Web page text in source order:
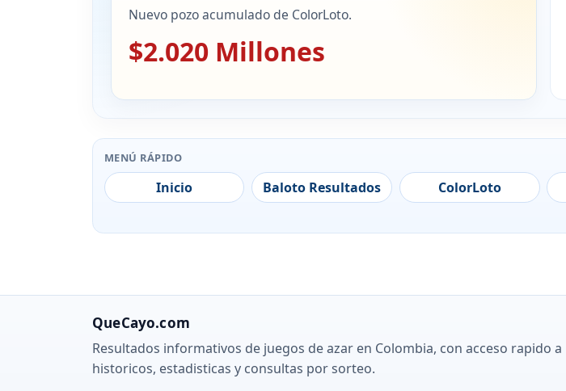
Nuevo pozo acumulado de ColorLoto.
$2.020 Millones
MENÚ RÁPIDO
Inicio Baloto Resultados ColorLoto
QueCayo.com
Resultados informativos de juegos de azar en Colombia, con acceso rapido a
historicos, estadisticas y consultas por sorteo.